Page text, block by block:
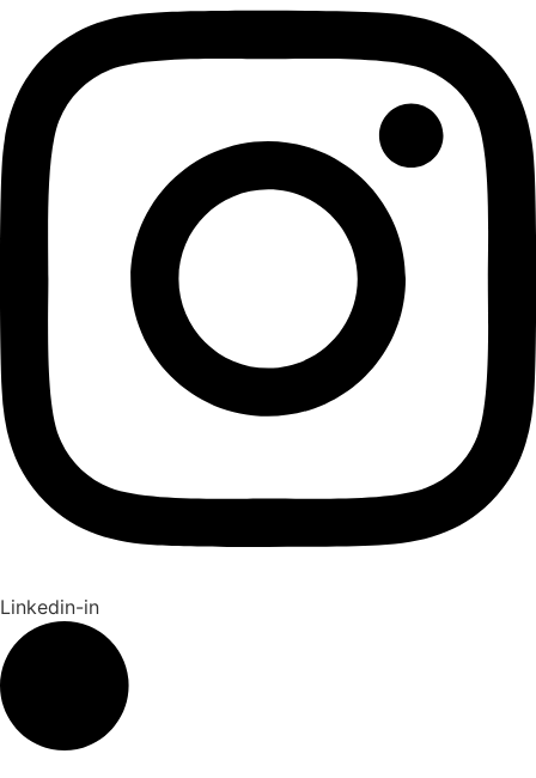
Linkedin-in